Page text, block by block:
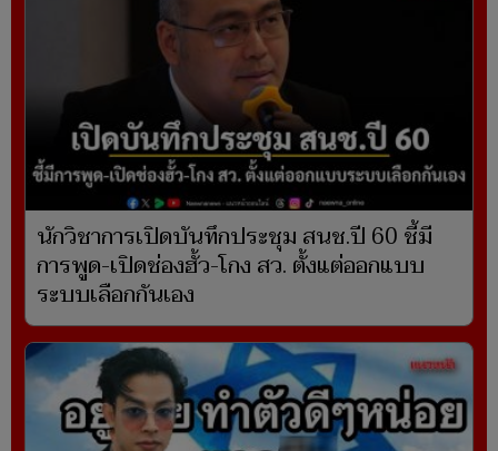
นักวิชาการเปิดบันทึกประชุม สนช.ปี 60 ชี้มี
การพูด-เปิดช่องฮั้ว-โกง สว. ตั้งแต่ออกแบบ
ระบบเลือกกันเอง